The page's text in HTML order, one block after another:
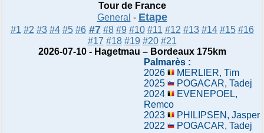
Tour de France
General - Etape
#1 #2 #3 #4 #5 #6 #7 #8 #9 #10 #11 #12 #13 #14 #15 #16
#17 #18 #19 #20 #21
2026-07-10 - Hagetmau – Bordeaux 175km
Palmarès :
2026
MERLIER, Tim
2025
POGACAR, Tadej
2024
EVENEPOEL,
Remco
2023
PHILIPSEN, Jasper
2022
POGACAR, Tadej